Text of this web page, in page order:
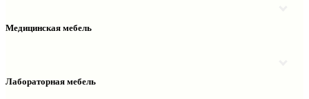
Надстройки
Столы рабочие
Медицинская мебель
Шкафы колонки медицинские
Лабораторная мебель